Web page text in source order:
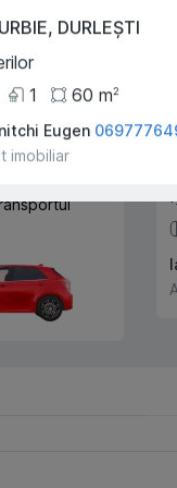
, DURLEȘTI
1 60 m2
Eugen
imobiliar